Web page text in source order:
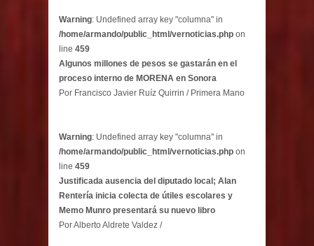
Warning: Undefined array key "columna" in
/home/armando/public_html/vernoticias.php on
line 459
Algunos millones de pesos se gastarán en el
proceso interno de MORENA en Sonora
Por Francisco Javier Ruíz Quirrin / Primera Mano
Warning: Undefined array key "columna" in
/home/armando/public_html/vernoticias.php on
line 459
Justificada ausencia del diputado local; Alan
Rentería inicia colecta de útiles escolares y
Memo Munro presentará su nuevo libro
Por Alberto Aldrete Valdez /